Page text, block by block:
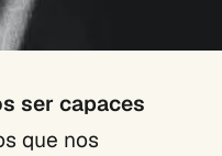
ser capaces
que nos